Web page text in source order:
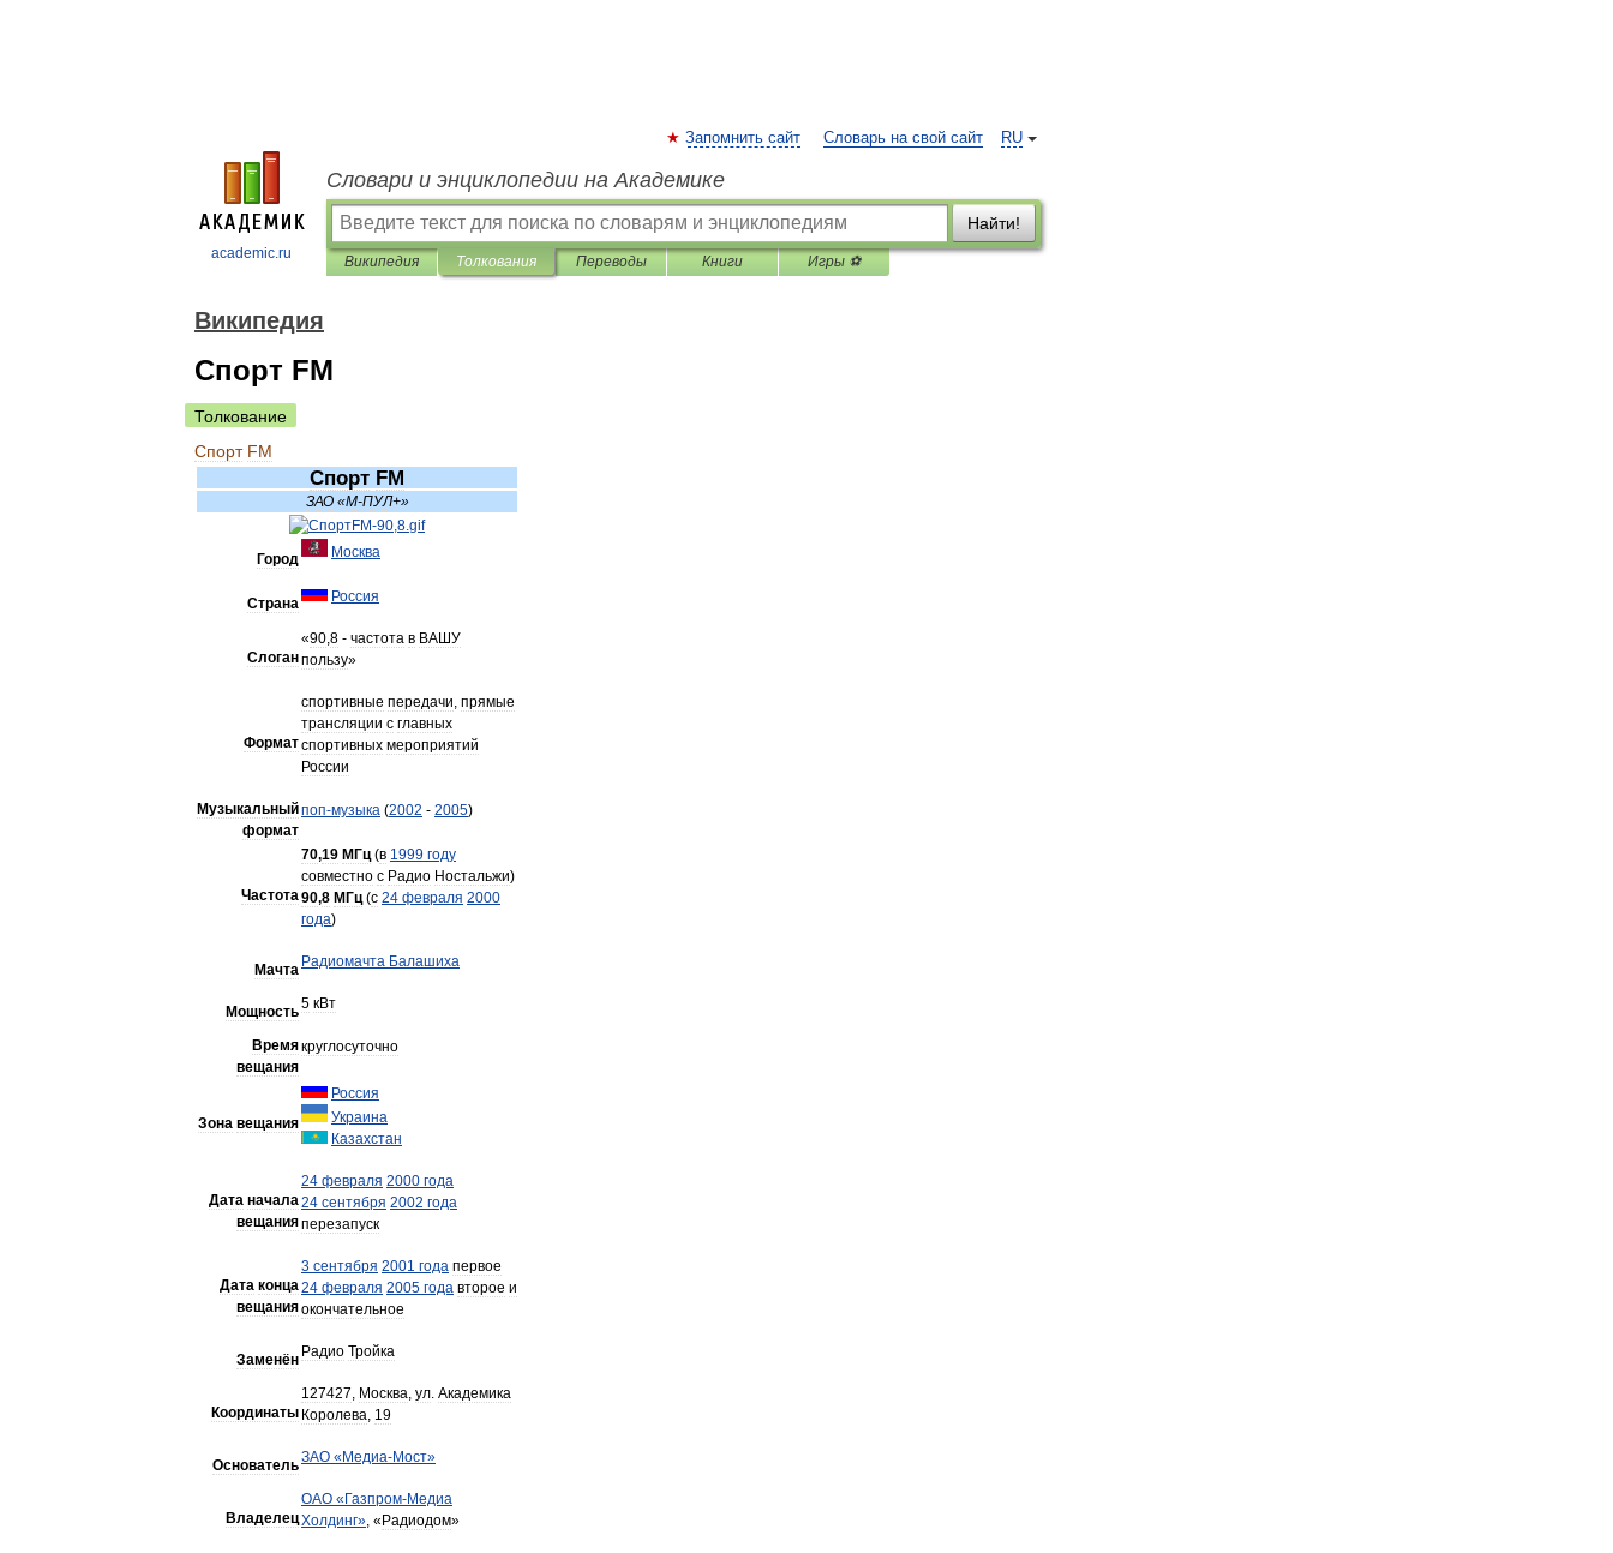
academic.ru
RU
Запомнить сайт Словарь на свой сайт
Словари и энциклопедии на Академике
Найти!
Википедия Толкования Переводы Книги Игры ⚽
Википедия
Спорт FM
Толкование
Спорт FM
Спорт FM
ЗАО«М-ПУЛ+»
Город Москва
Страна Россия
Слоган
«90,8 - частота в ВАШУ
пользу»
Формат
спортивные передачи, прямые
трансляции с главных
спортивных мероприятий
России
Музыкальный
формат
поп-музыка (2002 - 2005)
Частота
70,19 МГц(в 1999 году
совместно с Радио Ностальжи)
90,8 МГц(c 24 февраля 2000
года)
Мачта Радиомачта Балашиха
Мощность5 кВт
Время
вещания
круглосуточно
Зона вещания
Россия
Украина
Казахстан
Дата начала
вещания
24 февраля 2000 года
24 сентября 2002 года
перезапуск
Дата конца
вещания
3 сентября 2001 года первое
24 февраля 2005 года второе и
окончательное
Заменён Радио Тройка
Координаты
127427, Москва, ул. Академика
Королева, 19
ОсновательЗАО « Медиа-Мост»
Владелец
ОАО « Газпром-Медиа
Холдинг», « Радиодом»